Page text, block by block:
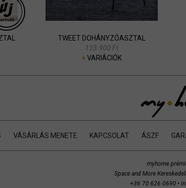
TWEET DOHÁNYZÓASZTAL
133.900 Ft
+VARIÁCIÓK
VÁSÁRLÁS MENETE KAPCSOLAT ÁSZF
myhome
Space and More
+36 70 626 0690 •